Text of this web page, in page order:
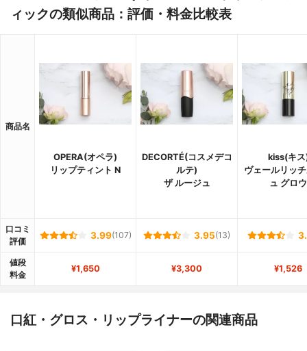
ィックの類似商品：評価・料金比較表
商品名
OPERA(オペラ)
リップティント N
DECORTÉ(コスメデコ
ルテ)
ザ ルージュ
kiss(キ
ヴェールリッ
ュ グロウ
口コミ
評価
3.99(107) 3.95(13)
値段
料金
¥1,650 ¥3,300 ¥1,526
口紅・グロス・リップライナーの関連商品